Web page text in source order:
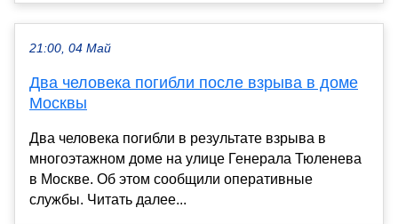
21:00, 04 Май
Два человека погибли после взрыва в доме
Москвы
Два человека погибли в результате взрыва в
многоэтажном доме на улице Генерала Тюленева
в Москве. Об этом сообщили оперативные
службы. Читать далее...